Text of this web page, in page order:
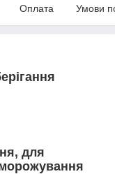
Оплата Умови
для